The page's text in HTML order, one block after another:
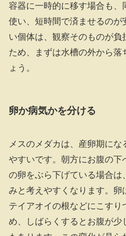
容器に一時的に移す場合も、
使い、短時間で済ませるのが
い個体は、観察そのものが負
ため、まずは水槽の外から落
ょう。
卵か病気かを分ける
メスのメダカは、産卵期にな
やすいです。朝方にお腹の下
の卵をぶら下げている場合は
みと考えやすくなります。卵
テイアオイの根などにこすり
め、しばらくするとお腹が少